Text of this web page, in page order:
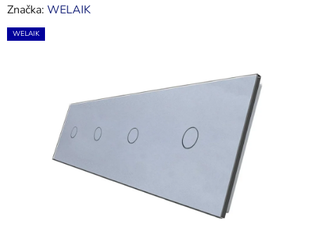
hodnocení
produktu
Značka: WELAIK
WELAIK